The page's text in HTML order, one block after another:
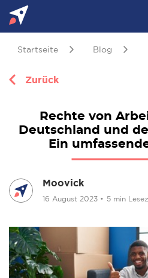
Startseite Blog
Zurück
Rechte von
Deutschland und
Ein
Moovick
16 August 2023 • 5 min